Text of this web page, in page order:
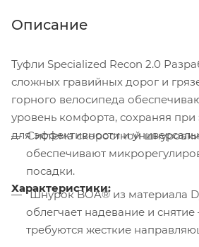
Описание
Туфли Specialized Recon 2.0
сложных гравийных дорог и
горного велосипеда
уровень комфорта, сохраняя
для эффективности и
Характеристики:
Система скоростной
обеспечивают
посадки.
Шнурок BOA® из материала Dyneema®
облегчает надевание и
требуются жесткие